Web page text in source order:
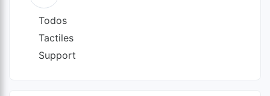
Todos
Tactiles
Support